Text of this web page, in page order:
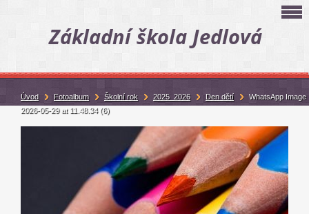
Základní škola Jedlová
Úvod Fotoalbum Školní rok 2025_2026 Den dětí
WhatsApp Image
2026-05-29 at 11.48.34 (6)